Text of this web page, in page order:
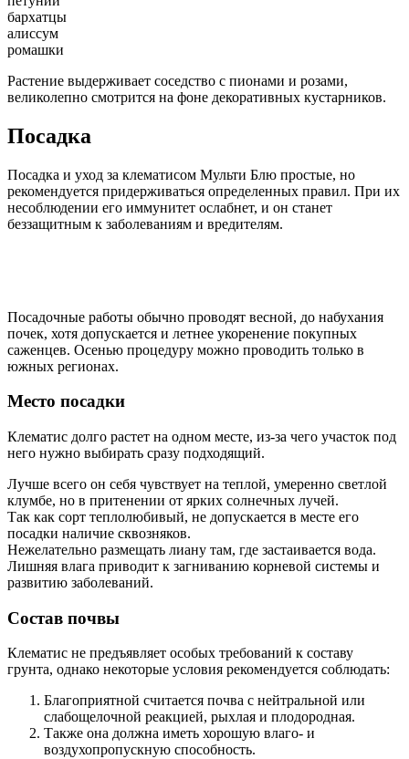
бархатцы
алиссум
ромашки
Растение выдерживает соседство с пионами и розами,
великолепно смотрится на фоне декоративных кустарников.
Посадка
Посадка и уход за клематисом Мульти Блю простые, но
рекомендуется придерживаться определенных правил. При их
несоблюдении его иммунитет ослабнет, и он станет
беззащитным к заболеваниям и вредителям.
Посадочные работы обычно проводят весной, до набухания
почек, хотя допускается и летнее укоренение покупных
саженцев. Осенью процедуру можно проводить только в
южных регионах.
Место посадки
Клематис долго растет на одном месте, из-за чего участок под
него нужно выбирать сразу подходящий.
Лучше всего он себя чувствует на теплой, умеренно светлой
клумбе, но в притенении от ярких солнечных лучей.
Так как сорт теплолюбивый, не допускается в месте его
посадки наличие сквозняков.
Нежелательно размещать лиану там, где застаивается вода.
Лишняя влага приводит к загниванию корневой системы и
развитию заболеваний.
Состав почвы
Клематис не предъявляет особых требований к составу
грунта, однако некоторые условия рекомендуется соблюдать:
Благоприятной считается почва с нейтральной или
слабощелочной реакцией, рыхлая и плодородная.
Также она должна иметь хорошую влаго- и
воздухопропускную способность.